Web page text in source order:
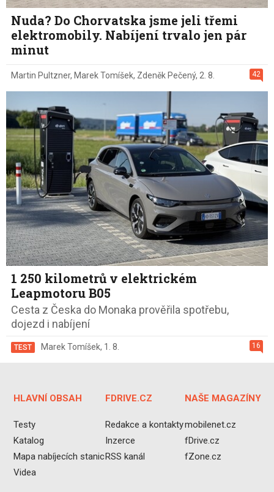
Nuda? Do Chorvatska jsme jeli třemi
elektromobily. Nabíjení trvalo jen pár
minut
42
Martin Pultzner, Marek Tomíšek, Zdeněk Pečený, 2. 8.
1 250 kilometrů v elektrickém
Leapmotoru B05
Cesta z Česka do Monaka prověřila spotřebu,
dojezd i nabíjení
16
TEST Marek Tomíšek, 1. 8.
HLAVNÍ OBSAH
Testy
Katalog
Mapa nabíjecích stanic
Videa
FDRIVE.CZ
Redakce a kontakty
Inzerce
RSS kanál
NAŠE MAGAZÍNY
mobilenet.cz
fDrive.cz
fZone.cz